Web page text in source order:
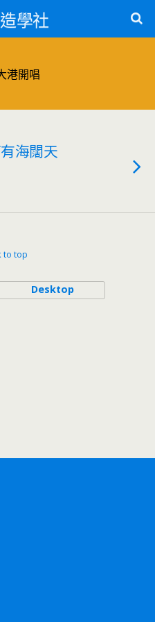
學社
港開唱
海闊天
to top
Desktop